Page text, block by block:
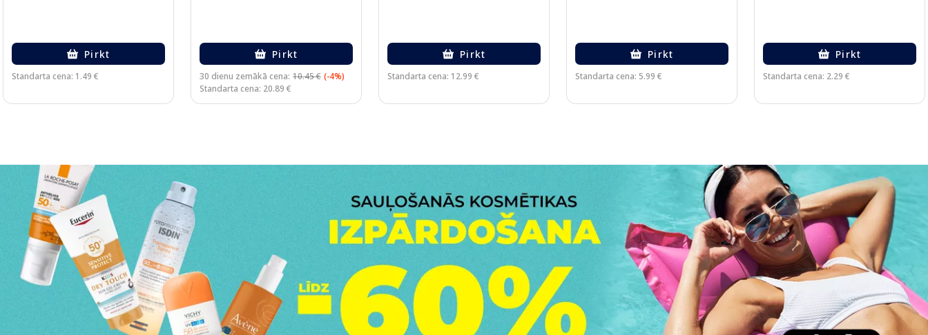
Pirkt
Standarta cena: 1.49 €
Pirkt
30 dienu zemākā cena: 10.45 € (-4%)
Standarta cena: 20.89 €
Pirkt
Standarta cena: 12.99 €
Pirkt
Standarta cena: 5.99 €
Pirkt
Standarta cena: 2.29 €